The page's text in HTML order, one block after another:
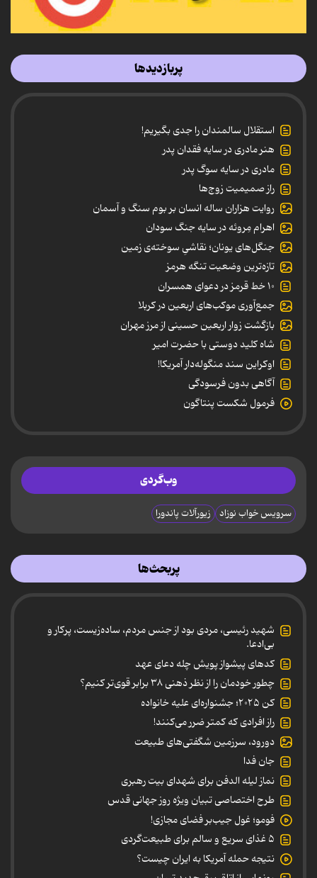
پربازدیدها
استقلال سالمندان را جدی بگیریم!
هنر مادری در سایه‌ فقدان پدر
مادری در سایه سوگ پدر
راز صمیمیت زوج‌ها
روایت هزاران ساله انسان بر بوم سنگ و آسمان
اهرام مِروئه در سایه جنگ سودان
جنگل‌های یونان؛ نقاشیِ سوخته‌ی زمین
تازه‌ترین وضعیت تنگه هرمز
۱۰ خط قرمز در دعوای همسران
جمع‌آوری موکب‌های اربعین در کربلا
بازگشت زوار اربعین حسینی از مرز مهران
شاه کلید دوستی با حضرت امیر
اوکراین سند منگوله‌دار آمریکا!
آگاهی بدون فرسودگی
فرمول شکست پنتاگون
وب‌گردی
سرویس خواب نوزاد زیورآلات پاندورا
پربحث‌ها
شهید رئیسی، مردی بود از جنس مردم، ساده‌زیست، پرکار و
بی‌ادعا.
کدهای پیشواز پویش چله دعای عهد
چطور خودمان را از نظر ذهنی ۳۸ برابر قوی‌تر کنیم؟
کن ۲۰۲۵؛ جشنواره‌ای علیه خانواده
راز افرادی که کمتر ضرر می‌کنند!
دورود، سرزمین شگفتی‌های طبیعت
جان فدا
نماز لیله الدفن برای شهدای بیت رهبری
طرح اختصاصی تبیان ویژه روز جهانی قدس
فومو؛ غول جیب‌بر فضای مجازی!
۵ غذای سریع و سالم برای طبیعت‌گردی
نتیجه حمله آمریکا به ایران چیست؟